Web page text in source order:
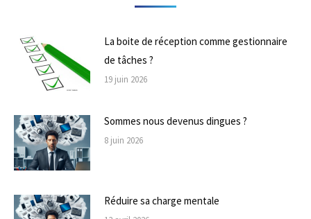
La boite de réception comme gestionnaire
de tâches ?
19 juin 2026
Sommes nous devenus dingues ?
8 juin 2026
Réduire sa charge mentale